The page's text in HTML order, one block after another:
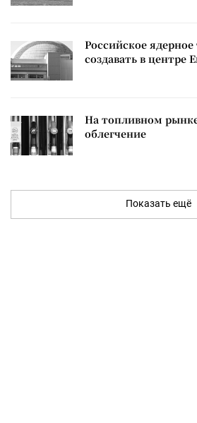
Российское
создавать в центре
На топливном
облегчение
Показать ещё